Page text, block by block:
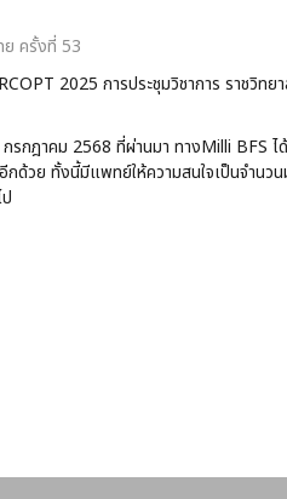
ย ครั้งที่ 53
2025 การประชุมวิชาการ ราชวิท
รกฎาคม 2568 ที่ผ่านมา ทางMilli BFS
กด้วย ทั้งนี้มีแพทย์ให้ความสนใจเป็นจำน